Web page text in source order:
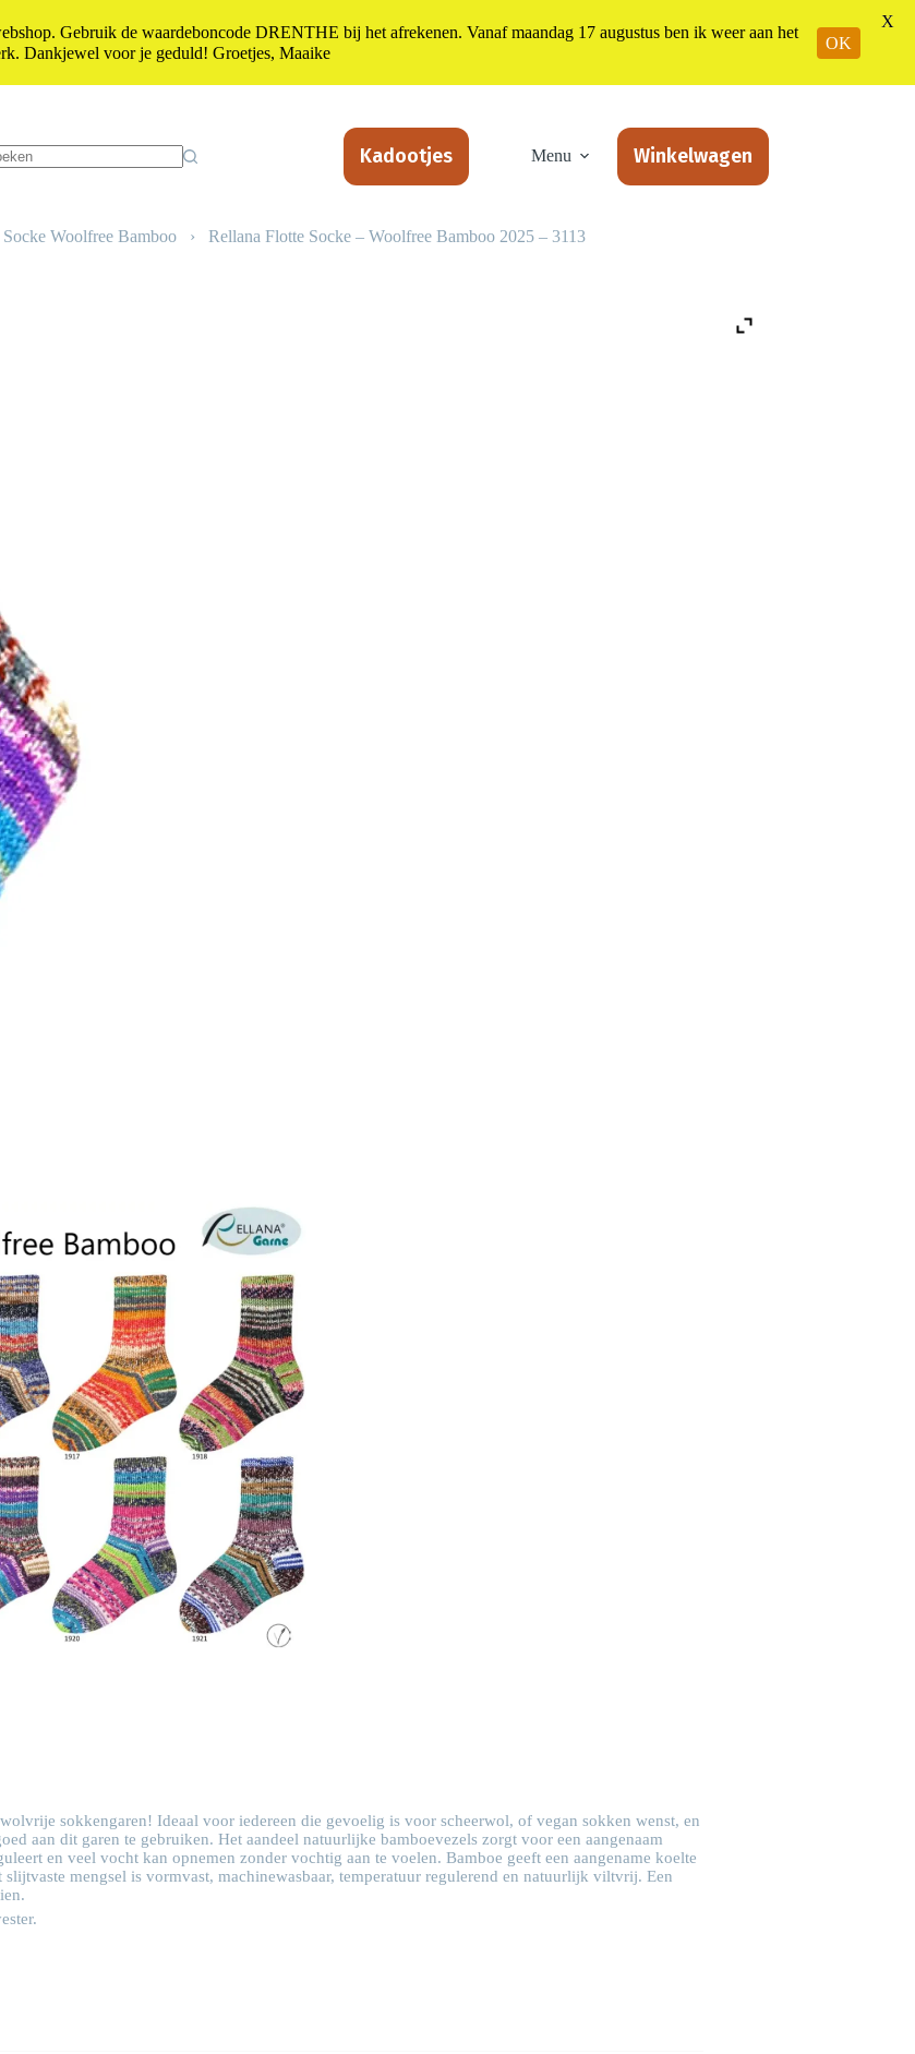
Kadootjes Menu Winkelwagen
Woolfree Bamboo › Rellana Flotte Socke – Woolfree Bamboo 2025 – 3113
sokkengaren! Ideaal voor iedereen die gevoelig is voor scheerwol, of vegan sokken wenst, en
aan dit garen te gebruiken. Het aandeel natuurlijke bamboevezels zorgt voor een aangenaam
en veel vocht kan opnemen zonder vochtig aan te voelen. Bamboe geeft een aangename koelte
mengsel is vormvast, machinewasbaar, temperatuur regulerend en natuurlijk viltvrij. Een
Gebruik de waardeboncode DRENTHE bij het afrekenen. Vanaf maandag 17 augustus ben ik weer aan het
Dankjewel voor je geduld! Groetjes, Maaike
OK
X